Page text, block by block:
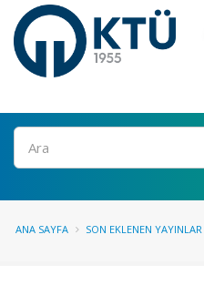
Ara
ANA SAYFA SON EKLENEN YAYINLAR